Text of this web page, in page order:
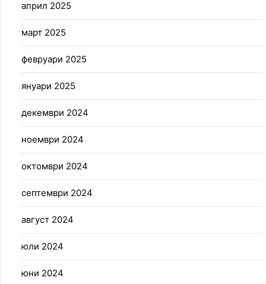
април 2025
март 2025
февруари 2025
януари 2025
декември 2024
ноември 2024
октомври 2024
септември 2024
август 2024
юли 2024
юни 2024